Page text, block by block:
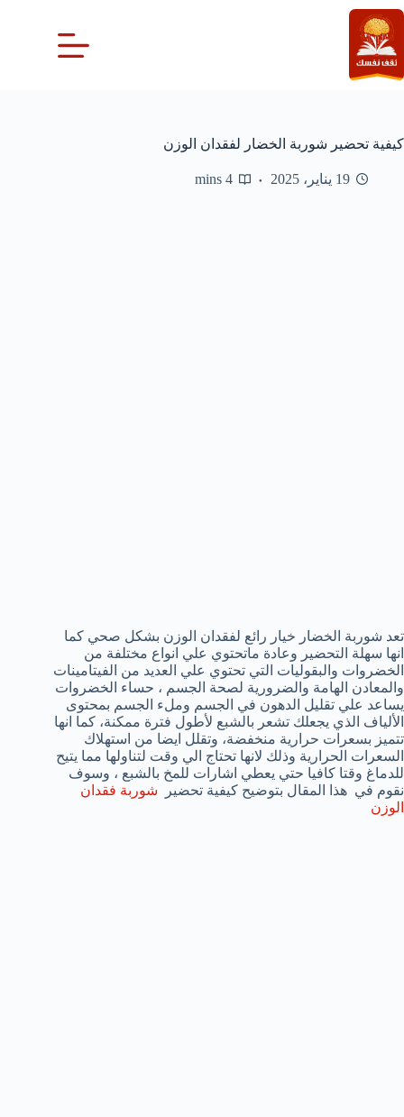
التجاوز
إلى
المحتوى
كيفية تحضير شوربة الخضار لفقدان الوزن
19 يناير، 2025 4 mins
تعد شوربة الخضار خيار رائع لفقدان الوزن بشكل صحي كما
انها سهلة التحضير وعادة ماتحتوي علي انواع مختلفة من
الخضروات والبقوليات التي تحتوي علي العديد من الفيتامينات
والمعادن الهامة والضرورية لصحة الجسم ، حساء الخضروات
يساعد علي تقليل الدهون في الجسم وملء الجسم بمحتوى
الألياف الذي يجعلك تشعر بالشبع لأطول فترة ممكنة، كما انها
تتميز بسعرات حرارية منخفضة، وتقلل ايضا من استهلاك
السعرات الحرارية وذلك لانها تحتاج الي وقت لتناولها مما يتيح
للدماغ وقتا كافيا حتي يعطي اشارات للمخ بالشبع ، وسوف
نقوم في هذا المقال بتوضيح كيفية تحضير شوربة فقدان
الوزن